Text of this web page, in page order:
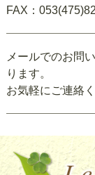
FAX：
メールでのお問
ります。
お気軽にご連絡く